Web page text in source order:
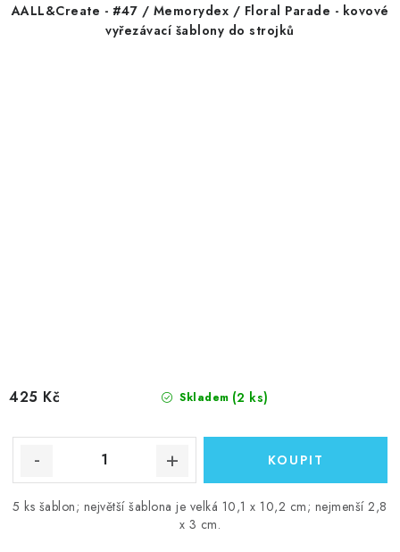
AALL&Create - #47 / Memorydex / Floral Parade - kovové
vyřezávací šablony do strojků
Skladem (2 ks)
425 Kč
5 ks šablon; největší šablona je velká 10,1 x 10,2 cm; nejmenší 2,8
x 3 cm.